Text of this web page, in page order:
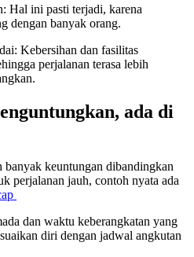
Hal ini pasti terjadi, karena
dengan banyak orang.
Kebersihan dan fasilitas
perjalanan terasa lebih
ada di
keuntungan dibandingkan
perjalanan jauh, contoh nyata ada
dan waktu keberangkatan yang
diri dengan jadwal angkutan